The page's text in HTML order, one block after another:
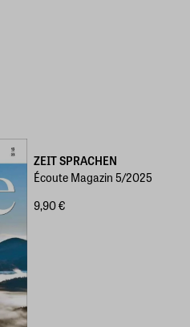
ZEIT SPRACHEN
Écoute Magazin 5/2025
9,90 €